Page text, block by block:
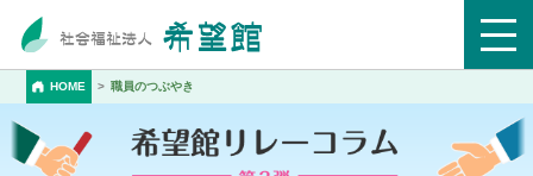
HOME 職員のつぶやき